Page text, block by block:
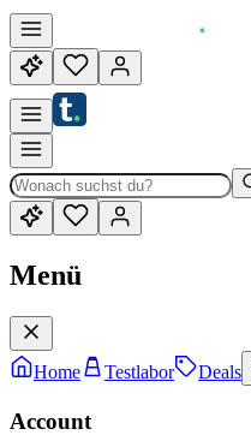
Menü
Home Testlabor Deals
Account